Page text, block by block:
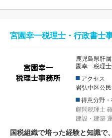
宮園幸一税理士・行政書士
鹿児島県肝
園幸一税理
アクセス
岩弘中区公
得意分野
顧問税理士
建設・建築
国税組織で培った経験と知識で